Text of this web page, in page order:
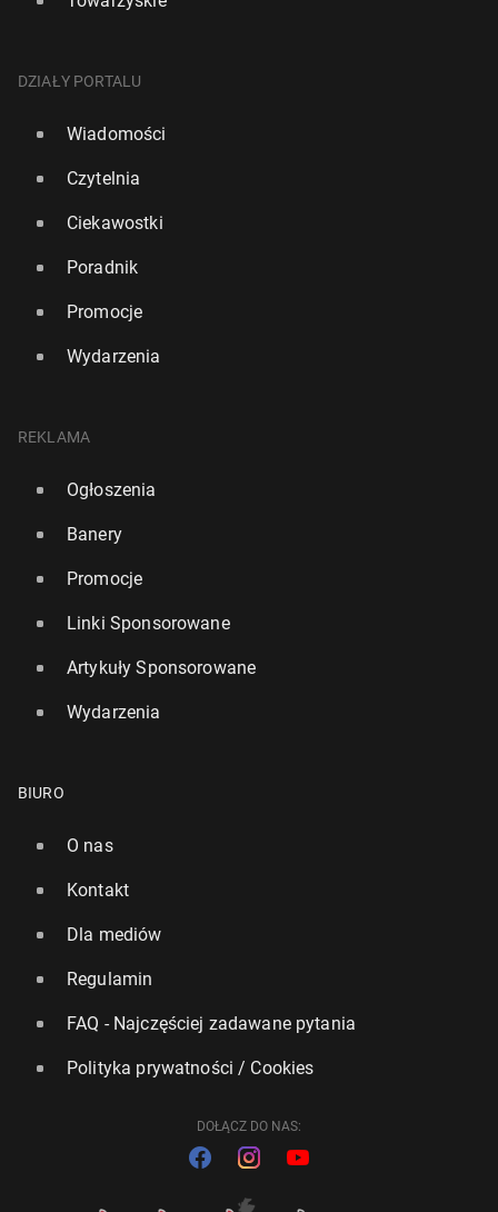
DZIAŁY PORTALU
Wiadomości
Czytelnia
Ciekawostki
Poradnik
Promocje
Wydarzenia
REKLAMA
Ogłoszenia
Banery
Promocje
Linki Sponsorowane
Artykuły Sponsorowane
Wydarzenia
BIURO
O nas
Kontakt
Dla mediów
Regulamin
FAQ - Najczęściej zadawane pytania
Polityka prywatności / Cookies
DOŁĄCZ DO NAS: